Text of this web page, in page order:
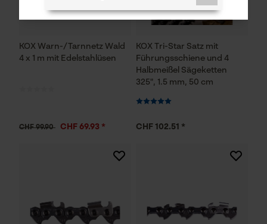
KOX Warn-/Tarnnetz Wald
4 x 1 m mit Edelstahlüsen
CHF 99.90 CHF 69.93 *
KOX Tri-Star Satz mit
Führungsschiene und 4
Halbmeißel Sägeketten
325", 1.5 mm, 50 cm
CHF 102.51 *
Notwendige Cookies
Prüfung setzen von Cookies
Datenverarbeitung
Econda Tag Manager